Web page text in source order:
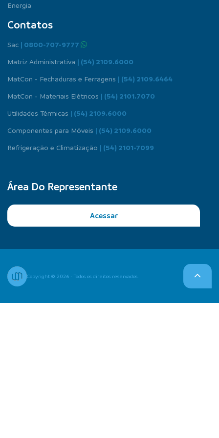
Energia
Contatos
Sac | 0800-707-9777
Matriz Administrativa | (54) 2109.6000
MatCon - Fechaduras e Ferragens | (54) 2109.6464
MatCon - Materiais Elétricos | (54) 2101.7070
Utilidades Térmicas | (54) 2109.6000
Componentes para Móveis | (54) 2109.6000
Refrigeração e Climatização | (54) 2101-7099
Área Do Representante
Acessar
Copyright © 2026 - Todos os direitos reservados.